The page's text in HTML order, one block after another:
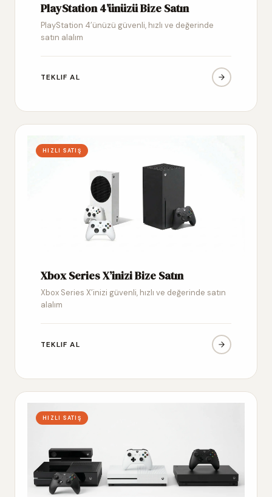
PlayStation 4’ünüzü Bize Satın
PlayStation 4’ünüzü güvenli, hızlı ve değerinde
satın alalım
TEKLIF AL
HIZLI SATIŞ
Xbox Series X’inizi Bize Satın
Xbox Series X’inizi güvenli, hızlı ve değerinde satın
alalım
TEKLIF AL
HIZLI SATIŞ